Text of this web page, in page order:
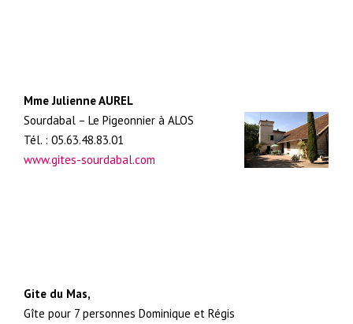
Mme Julienne AUREL
Sourdabal – Le Pigeonnier à ALOS
Tél. : 05.63.48.83.01
www.gites-sourdabal.com
Gite du Mas,
Gîte pour 7 personnes Dominique et Régis